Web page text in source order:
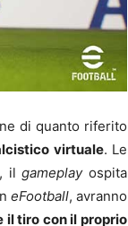
di quanto riferito
virtuale. Le
ilgameplayospita
eFootball, avranno
il tiro con il proprio